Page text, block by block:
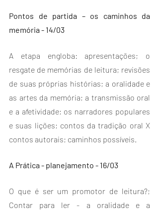
Pontos de partida – os caminhos da
memória - 14/03
A etapa engloba: apresentações; o
resgate de memórias de leitura; revisões
de suas próprias histórias; a oralidade e
as artes da memória; a transmissão oral
e a afetividade; os narradores populares
e suas lições; contos da tradição oral X
contos autorais; caminhos possíveis.
A Prática - planejamento - 16/03
O que é ser um promotor de leitura?;
Contar para ler - a oralidade e a